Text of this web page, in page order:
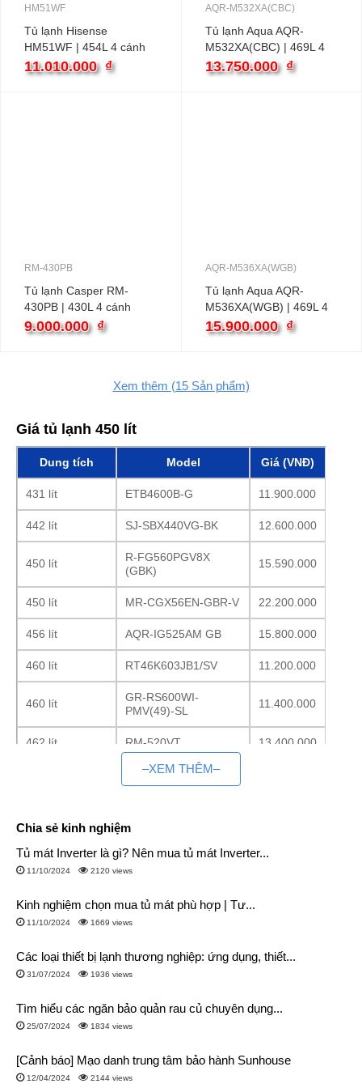
HM51WF
Tủ lạnh Hisense
HM51WF | 454L 4 cánh
inverter
11.010.000 ₫
AQR-M532XA(CBC)
Tủ lạnh Aqua AQR-
M532XA(CBC) | 469L 4
cánh inverter
13.750.000 ₫
RM-430PB
Tủ lạnh Casper RM-
430PB | 430L 4 cánh
inverter
9.000.000 ₫
AQR-M536XA(WGB)
Tủ lạnh Aqua AQR-
M536XA(WGB) | 469L 4
cánh inverter
15.900.000 ₫
Xem thêm (15Sản phẩm)
Giá tủ lạnh 450 lít
Dung tích Model Giá (VNĐ)
431 lít ETB4600B-G 11.900.000
442 lít SJ-SBX440VG-BK 12.600.000
450 lít
R-FG560PGV8X
(GBK)
15.590.000
450 lít MR-CGX56EN-GBR-V 22.200.000
456 lít AQR-IG525AM GB 15.800.000
460 lít RT46K603JB1/SV 11.200.000
460 lít
GR-RS600WI-
PMV(49)-SL
11.400.000
462 lít RM-520VT 13.400.000
RM-522VBW
tuyến bán hàng online và bán hàng tại kho. Nhờ thế mà các
sản phẩm tủ lạnh dung tích 450 lít của chúng tôi cam kết giá
cạnh tranh nhất thị trường hiện nay, rẻ hơn đại lý và siêu thị từ
Tìm hiểu về tủ lạnh 450L
Đặc điểm
Dung tích 450 lít đáp ứng nhu cầu sử dụng cho gia đình
Thiết kế kiểu dáng cũng khá hiện đại, độc đáo: ngăn đá
side by side đáp ứng nhu cầu lưu trữ thực phẩm dài
ngày.
–XEM THÊM–
Chia sẻ kinh nghiệm
Tủ mát Inverter là gì? Nên mua tủ mát Inverter...
11/10/2024 2120 views
Kinh nghiệm chọn mua tủ mát phù hợp | Tư...
11/10/2024 1669 views
Các loại thiết bị lạnh thương nghiệp: ứng dụng, thiết...
31/07/2024 1936 views
Tìm hiểu các ngăn bảo quản rau củ chuyên dụng...
25/07/2024 1834 views
[Cảnh báo] Mạo danh trung tâm bảo hành Sunhouse
12/04/2024 2144 views